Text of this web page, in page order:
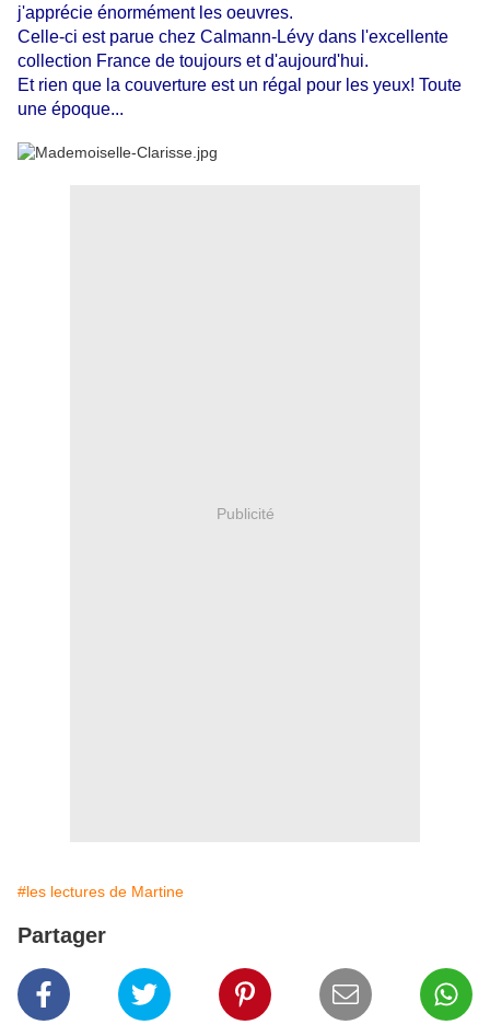
j'apprécie énormément les oeuvres.
Celle-ci est parue chez Calmann-Lévy dans l'excellente
collection France de toujours et d'aujourd'hui.
Et rien que la couverture est un régal pour les yeux! Toute
une époque...
Publicité
#les lectures de Martine
Partager